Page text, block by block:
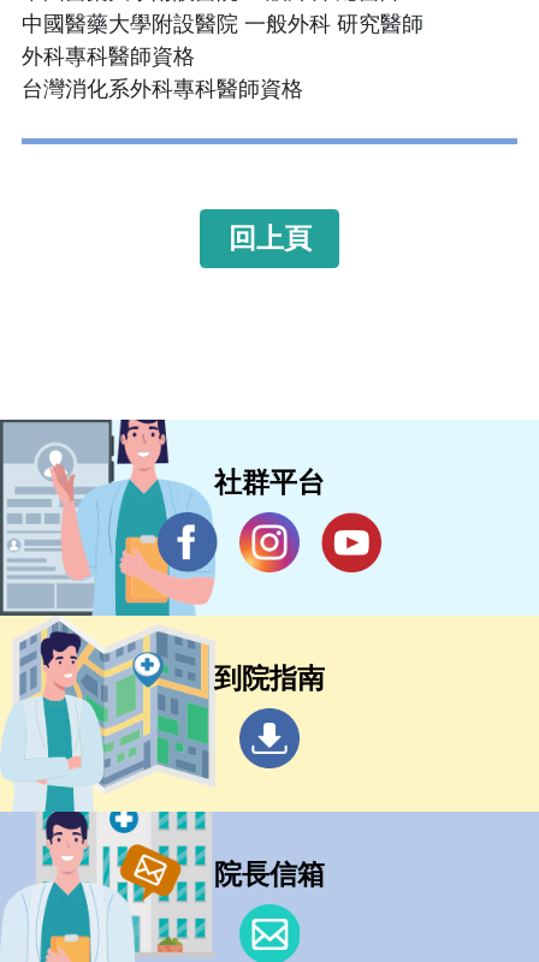
中國醫藥大學附設醫院 一般外科 研究醫師
外科專科醫師資格
台灣消化系外科專科醫師資格
回上頁
社群平台
到院指南
院長信箱